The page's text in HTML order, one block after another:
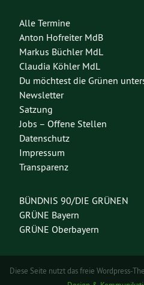
Alle Termine
Anton Hofreiter MdB
Markus Büchler MdL
Claudia Köhler MdL
Du möchtest die Grünen
Newsletter
Satzung
Jobs – Offene Stellen
Datenschutz
Impressum
Transparenz
BÜNDNIS 90/DIE GRÜNEN
GRÜNE Bayern
GRÜNE Oberbayern
Diese Seite nutzt das freie Wordpress-